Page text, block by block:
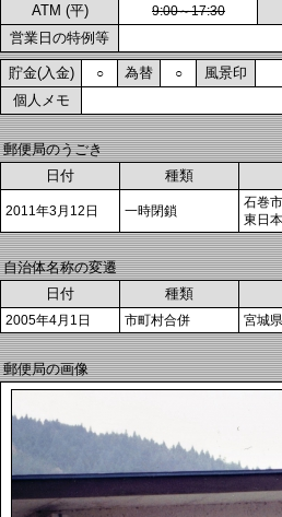
ATM (平) 9:00～17:30
営業日の特例等
貯金(入金) ○ 為替 ○ 風景印
個人メモ
郵便局のうごき
日付
種類
2011年3月12日 一時閉鎖
石巻
東日
自治体名称の変遷
日付
種類
2005年4月1日 市町村合併 宮城
郵便局の画像